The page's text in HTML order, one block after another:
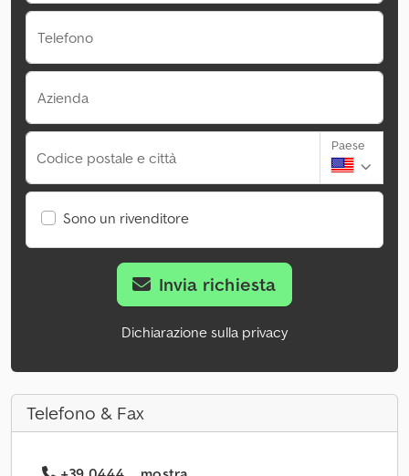
Telefono
Azienda
Codice postale e città
Paese
Sono un rivenditore
Invia richiesta
Dichiarazione sulla privacy
Telefono & Fax